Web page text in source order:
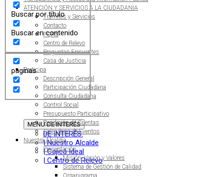
MENUDE INTERÉS
DE INTERÉS:
| Nuestro Alcalde
| Cajicá Ideal
| Centro de Relevo
Buscar por título
Buscar en contenido
paginas
ATENCIÓN Y SERVICIOS A LA CIUDADANIA
Trámites y Servicios
Contacto
PQRS
Centro de Relevo
Preguntas Frecuentes
Casa de Justicia
Participa
Descripción General
Participación Ciudadana
Consulta Ciudadana
Control Social
Presupuesto Participativo
Rendición de Cuentas
Calendario de Eventos
Nuestra Alcaldía
Presentación
Misión, Visión y Valores
Sistema de Gestión de Calidad
Organigrama